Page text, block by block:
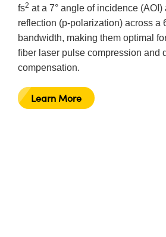
fs2 at a 7° angle of incidence (AOI)
reflection (p-polarization) across a
bandwidth, making them optimal
fiber laser pulse compression and
compensation.
Learn More